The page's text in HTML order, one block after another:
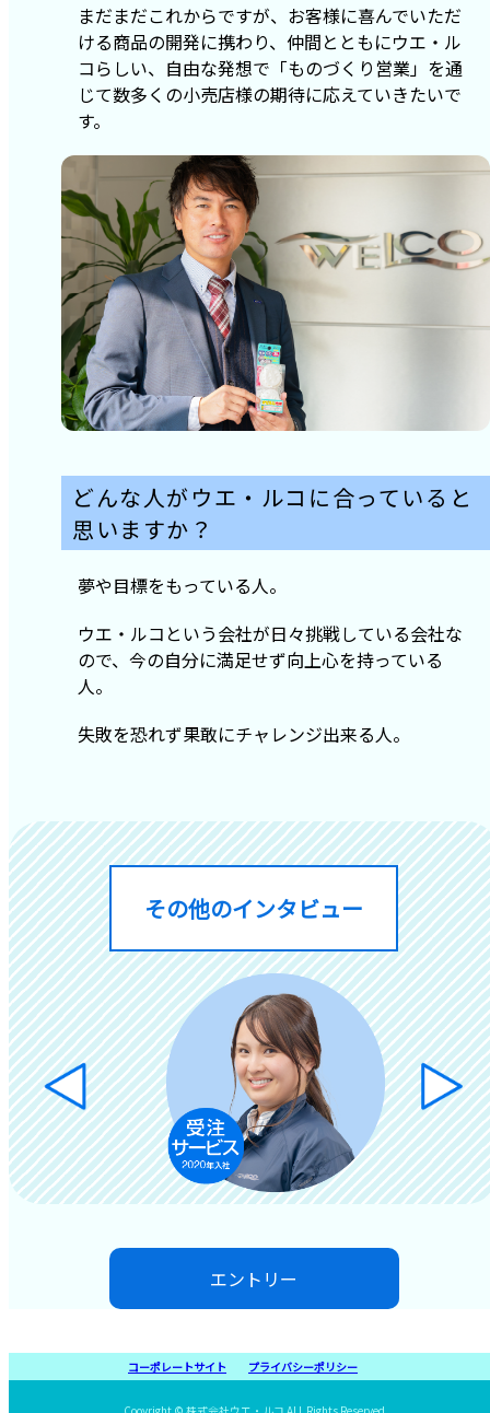
まだまだこれからですが、お客様に喜んでいただ
ける商品の開発に携わり、仲間とともにウエ・ル
コらしい、自由な発想で「ものづくり営業」を通
じて数多くの小売店様の期待に応えていきたいで
す。
どんな人がウエ・ルコに合っていると
思いますか？
夢や目標をもっている人。
ウエ・ルコという会社が日々挑戦している会社な
ので、今の自分に満足せず向上心を持っている
人。
失敗を恐れず果敢にチャレンジ出来る人。
その他のインタビュー
エントリー
コーポレートサイト プライバシーポリシー